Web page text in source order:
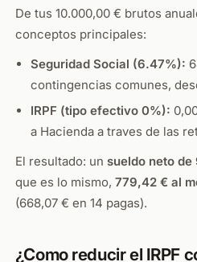
De tus 10.000,00 € brutos
conceptos principales:
Seguridad Social (6.47%):
contingencias comunes,
IRPF (tipo efectivo 0%):
a Hacienda a traves de las
El resultado: un sueldo neto
que es lo mismo, 779,42 € al
(668,07 € en 14 pagas).
¿Como reducir el IRPF